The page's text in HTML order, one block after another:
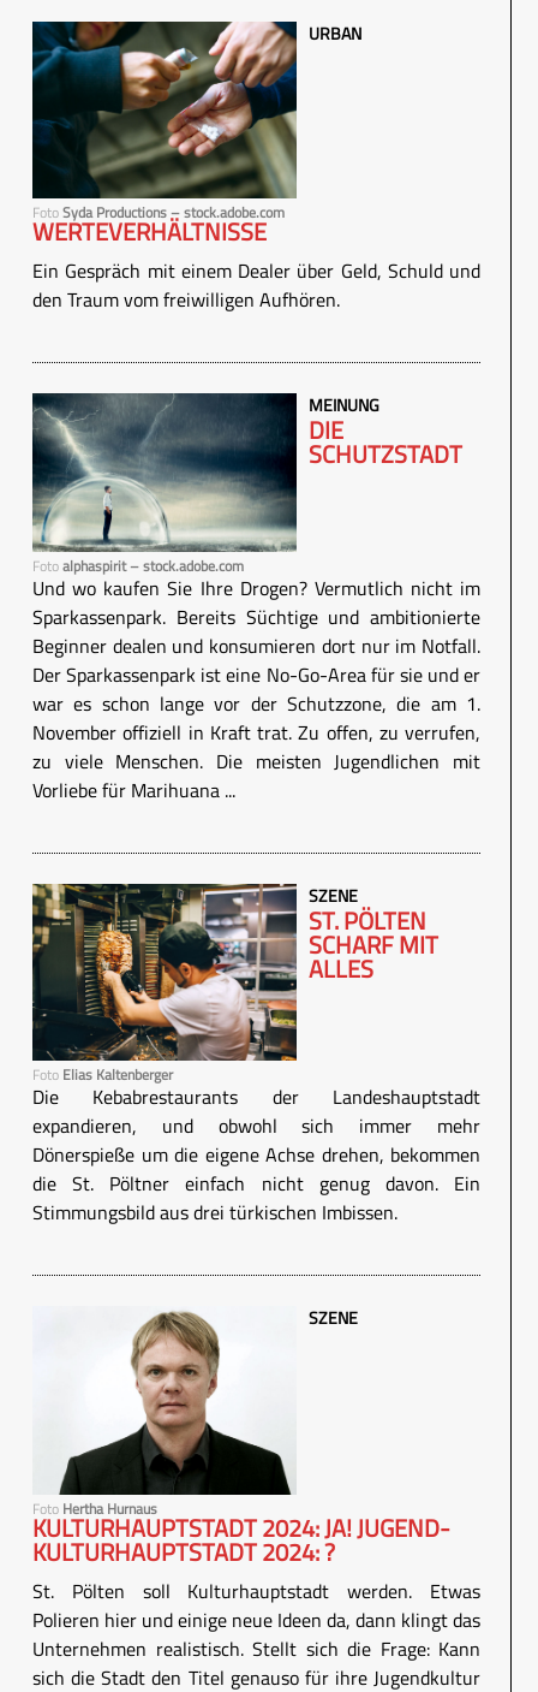
FotoSyda Productions – stock.adobe.com
URBAN
WERTEVERHÄLTNISSE
Ein Gespräch mit einem Dealer über Geld, Schuld und
den Traum vom freiwilligen Aufhören.
Fotoalphaspirit – stock.adobe.com
MEINUNG
DIE
SCHUTZSTADT
Und wo kaufen Sie Ihre Drogen? Vermutlich nicht im
Sparkassenpark. Bereits Süchtige und ambitionierte
Beginner dealen und konsumieren dort nur im Notfall.
Der Sparkassenpark ist eine No-Go-Area für sie und er
war es schon lange vor der Schutzzone, die am 1.
November offiziell in Kraft trat. Zu offen, zu verrufen,
zu viele Menschen. Die meisten Jugendlichen mit
Vorliebe für Marihuana ...
Foto Elias Kaltenberger
SZENE
ST. PÖLTEN
SCHARF MIT
ALLES
Die Kebabrestaurants der Landeshauptstadt
expandieren, und obwohl sich immer mehr
Dönerspieße um die eigene Achse drehen, bekommen
die St. Pöltner einfach nicht genug davon. Ein
Stimmungsbild aus drei türkischen Imbissen.
Foto Hertha Hurnaus
SZENE
KULTURHAUPTSTADT 2024: JA! JUGEND-
KULTURHAUPTSTADT 2024: ?
St. Pölten soll Kulturhauptstadt werden. Etwas
Polieren hier und einige neue Ideen da, dann klingt das
Unternehmen realistisch. Stellt sich die Frage: Kann
sich die Stadt den Titel genauso für ihre Jugendkultur